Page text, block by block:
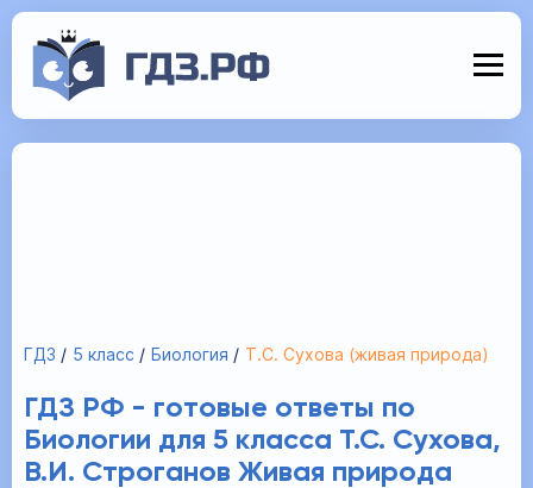
ГДЗ 5 класс Биология Т.С. Сухова (живая природа)
ГДЗ РФ - готовые ответы по
Биологии для 5 класса Т.С. Сухова,
В.И. Строганов Живая природа